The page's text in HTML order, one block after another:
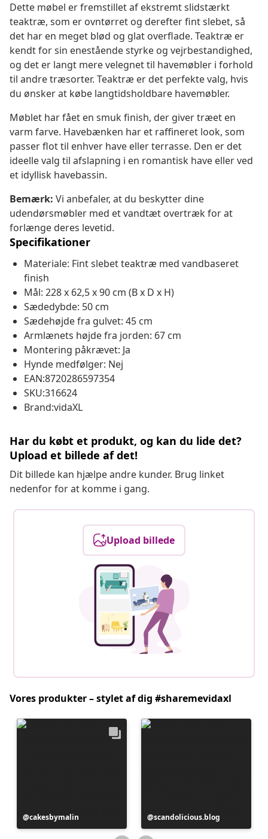
Dette møbel er fremstillet af ekstremt slidstærkt
teaktræ, som er ovntørret og derefter fint slebet, så
det har en meget blød og glat overflade. Teaktræ er
kendt for sin enestående styrke og vejrbestandighed,
og det er langt mere velegnet til havemøbler i forhold
til andre træsorter. Teaktræ er det perfekte valg, hvis
du ønsker at købe langtidsholdbare havemøbler.
Møblet har fået en smuk finish, der giver træet en
varm farve. Havebænken har et raffineret look, som
passer flot til enhver have eller terrasse. Den er det
ideelle valg til afslapning i en romantisk have eller ved
et idyllisk havebassin.
Bemærk: Vi anbefaler, at du beskytter dine
udendørsmøbler med et vandtæt overtræk for at
forlænge deres levetid.
Specifikationer
Materiale: Fint slebet teaktræ med vandbaseret
finish
Mål: 228 x 62,5 x 90 cm (B x D x H)
Sædedybde: 50 cm
Sædehøjde fra gulvet: 45 cm
Armlænets højde fra jorden: 67 cm
Montering påkrævet: Ja
Hynde medfølger: Nej
EAN:8720286597354
SKU:316624
Brand:vidaXL
Har du købt et produkt, og kan du lide det?
Upload et billede af det!
Dit billede kan hjælpe andre kunder. Brug linket
nedenfor for at komme i gang.
Upload billede
Vores produkter – stylet af dig #sharemevidaxl
Opslag
offentliggjort
cakesbymalin
Opslag
offentliggjort
scandolicious.blog